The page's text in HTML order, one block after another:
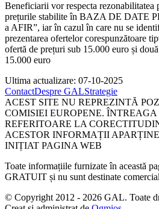
Beneficiarii vor respecta rezonabilitatea
prețurile stabilite în BAZA DE DATE
a AFIR”, iar în cazul în care nu se
prezentarea ofertelor corespunzătoare
ofertă de prețuri sub 15.000 euro și
15.000 euro
Ultima actualizare: 07-10-2025
ContactDespre GALStrategie
ACEST SITE NU REPREZINTĂ
COMISIEI EUROPENE.
REFERITOARE LA
ACESTOR INFORMAȚII
INIȚIAT PAGINA WEB
Toate informațiile furnizate în această
GRATUIT și nu sunt destinate
© Copyright 2012 - 2026 GAL. Toate